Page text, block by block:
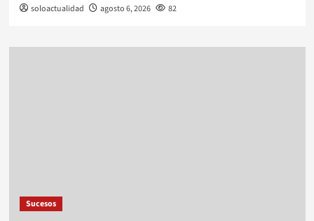
soloactualidad agosto 6, 2026 82
Sucesos